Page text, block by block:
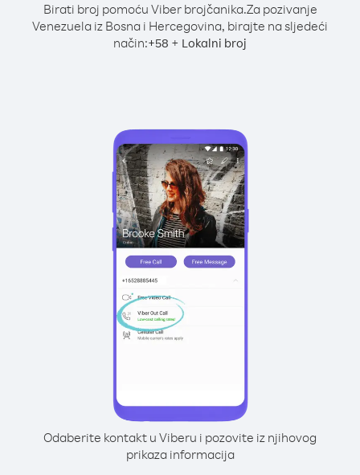
Birati broj pomoću Viber brojčanika.Za pozivanje
Venezuela iz Bosna i Hercegovina, birajte na sljedeći
način:+58 + Lokalni broj
Odaberite kontakt u Viberu i pozovite iz njihovog
prikaza informacija